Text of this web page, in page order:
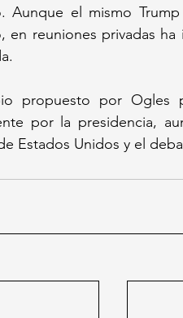
Aunque el mismo
en reuniones privadas
propuesto por Ogles
por la presidencia,
Estados Unidos y el